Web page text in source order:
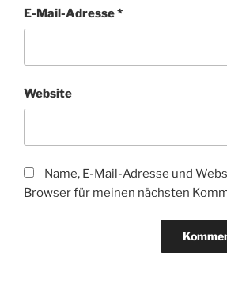
E-Mail-Adresse*
Website
Name, E-Mail-Adresse und
Browser für meinen nächsten